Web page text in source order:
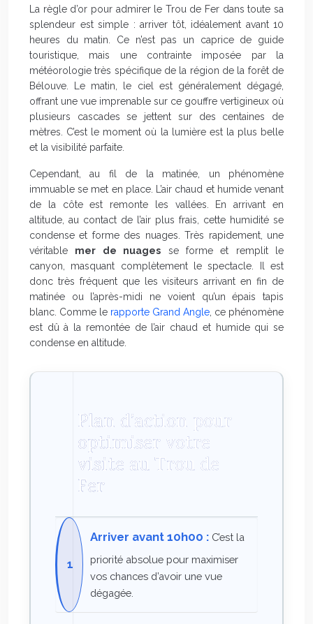
La règle d’or pour admirer le Trou de Fer dans toute sa
splendeur est simple : arriver tôt, idéalement avant 10
heures du matin. Ce n’est pas un caprice de guide
touristique, mais une contrainte imposée par la
météorologie très spécifique de la région de la forêt de
Bélouve. Le matin, le ciel est généralement dégagé,
offrant une vue imprenable sur ce gouffre vertigineux où
plusieurs cascades se jettent sur des centaines de
mètres. C’est le moment où la lumière est la plus belle
et la visibilité parfaite.
Cependant, au fil de la matinée, un phénomène
immuable se met en place. L’air chaud et humide venant
de la côte est remonte les vallées. En arrivant en
altitude, au contact de l’air plus frais, cette humidité se
condense et forme des nuages. Très rapidement, une
véritable mer de nuages se forme et remplit le
canyon, masquant complètement le spectacle. Il est
donc très fréquent que les visiteurs arrivant en fin de
matinée ou l’après-midi ne voient qu’un épais tapis
blanc. Comme le rapporte Grand Angle, ce phénomène
est dû à la remontée de l’air chaud et humide qui se
condense en altitude.
Plan d’action pour
optimiser votre
visite au Trou de
Fer
Arriver avant 10h00 : C’est la
priorité absolue pour maximiser
vos chances d’avoir une vue
dégagée.